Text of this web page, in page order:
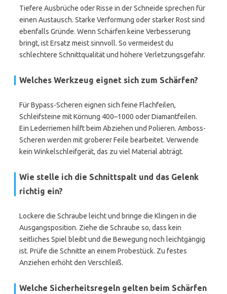
Tiefere Ausbrüche oder Risse in der Schneide sprechen für
einen Austausch. Starke Verformung oder starker Rost sind
ebenfalls Gründe. Wenn Schärfen keine Verbesserung
bringt, ist Ersatz meist sinnvoll. So vermeidest du
schlechtere Schnittqualität und höhere Verletzungsgefahr.
Welches Werkzeug eignet sich zum Schärfen?
Für Bypass-Scheren eignen sich feine Flachfeilen,
Schleifsteine mit Körnung 400–1000 oder Diamantfeilen.
Ein Lederriemen hilft beim Abziehen und Polieren. Amboss-
Scheren werden mit groberer Feile bearbeitet. Verwende
kein Winkelschleifgerät, das zu viel Material abträgt.
Wie stelle ich die Schnittspalt und das Gelenk
richtig ein?
Lockere die Schraube leicht und bringe die Klingen in die
Ausgangsposition. Ziehe die Schraube so, dass kein
seitliches Spiel bleibt und die Bewegung noch leichtgängig
ist. Prüfe die Schnitte an einem Probestück. Zu festes
Anziehen erhöht den Verschleiß.
Welche Sicherheitsregeln gelten beim Schärfen